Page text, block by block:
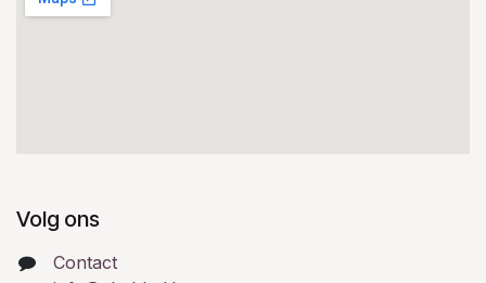
Volg ons
Contact